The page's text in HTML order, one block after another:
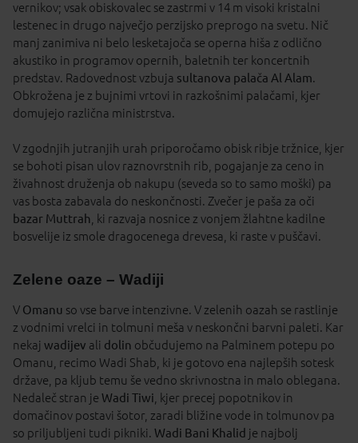
vernikov; vsak obiskovalec se zastrmi v 14 m visoki kristalni
lestenec in drugo največjo perzijsko preprogo na svetu. Nič
manj zanimiva ni belo lesketajoča se operna hiša z odlično
akustiko in programov opernih, baletnih ter koncertnih
predstav. Radovednost vzbuja sultanova palača Al Alam.
Obkrožena je z bujnimi vrtovi in razkošnimi palačami, kjer
domujejo različna ministrstva.
V zgodnjih jutranjih urah priporočamo obisk ribje tržnice, kjer
se bohoti pisan ulov raznovrstnih rib, pogajanje za ceno in
živahnost druženja ob nakupu (seveda so to samo moški) pa
vas bosta zabavala do neskončnosti. Zvečer je paša za oči
bazar Muttrah , ki razvaja nosnice z vonjem žlahtne kadilne
bosvelije iz smole dragocenega drevesa, ki raste v puščavi.
Zelene oaze – Wadiji
V Omanu so vse barve intenzivne. V zelenih oazah se rastlinje
z vodnimi vrelci in tolmuni meša v neskončni barvni paleti. Kar
nekaj wadijev ali dolin občudujemo na Palminem potepu po
Omanu, recimo Wadi Shab, ki je gotovo ena najlepših sotesk
države, pa kljub temu še vedno skrivnostna in malo oblegana.
Nedaleč stran je Wadi Tiwi , kjer precej popotnikov in
domačinov postavi šotor, zaradi bližine vode in tolmunov pa
so priljubljeni tudi pikniki. Wadi Bani Khalid je najbolj